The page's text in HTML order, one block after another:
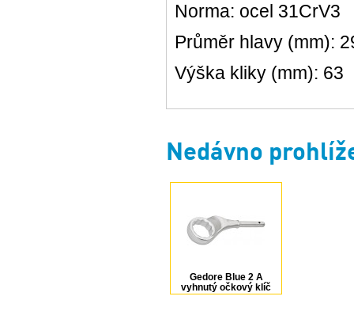
Norma: ocel 31CrV3
Průměr hlavy (mm):
Výška kliky (mm): 63
Nedávno
Gedore Blue 2 A
vyhnutý očkový klíč
90 mm 6035540